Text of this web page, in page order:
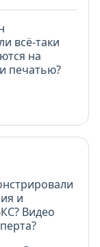
всё-таки
на
печатью?
и
Видео